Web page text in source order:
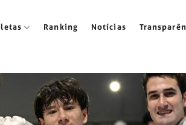
Ranking Notícias